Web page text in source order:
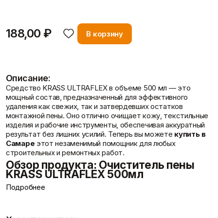
Показать больше
плёнки
Пленка
Пленка ПВД техническая
Потолок
Плита потолочная
Показать больше
Профиль
Акустические Ленты
Маячковый профиль
Подвесы и профили для
потолка
Показать больше
Вопрос-ответ
188,00 ₽ В корзину
Описание:
Средство KRASS ULTRAFLEX в объеме 500 мл — это
мощный состав, предназначенный для эффективного
удаления как свежих, так и затвердевших остатков
монтажной пены. Оно отлично очищает кожу, текстильные
изделия и рабочие инструменты, обеспечивая аккуратный
результат без лишних усилий. Теперь вы можете купить в
Самаре этот незаменимый помощник для любых
строительных и ремонтных работ.
Обзор продукта: Очиститель пены
KRASS ULTRAFLEX 500мл
Подробнее